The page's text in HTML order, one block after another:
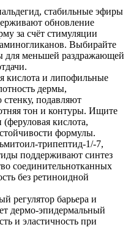
стабильные эфиры
обновление
за счёт стимуляции
Выбирайте
для меньшей раздражающей
кислота и липофильные
дермы,
подавляют
тон и контуры. Ищите
кислота,
формулы.
‑7,
поддерживают синтез
соединительнотканных
без ретиноидной
регулятор барьера и
дермо‑эпидермальный
и эластичность при